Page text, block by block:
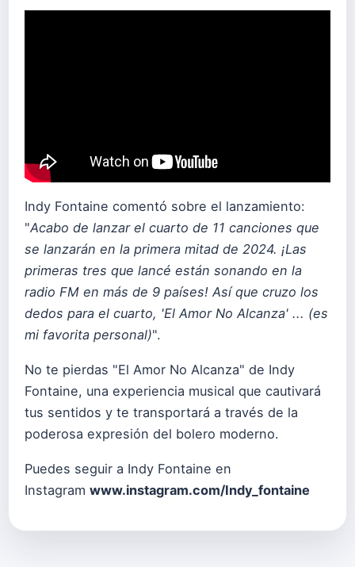
Indy Fontaine comentó sobre el lanzamiento:
"Acabo de lanzar el cuarto de 11 canciones que
se lanzarán en la primera mitad de 2024. ¡Las
primeras tres que lancé están sonando en la
radio FM en más de 9 países! Así que cruzo los
dedos para el cuarto, 'El Amor No Alcanza' ... (es
mi favorita personal)".
No te pierdas "El Amor No Alcanza" de Indy
Fontaine, una experiencia musical que cautivará
tus sentidos y te transportará a través de la
poderosa expresión del bolero moderno.
Puedes seguir a Indy Fontaine en
Instagram www.instagram.com/Indy_fontaine